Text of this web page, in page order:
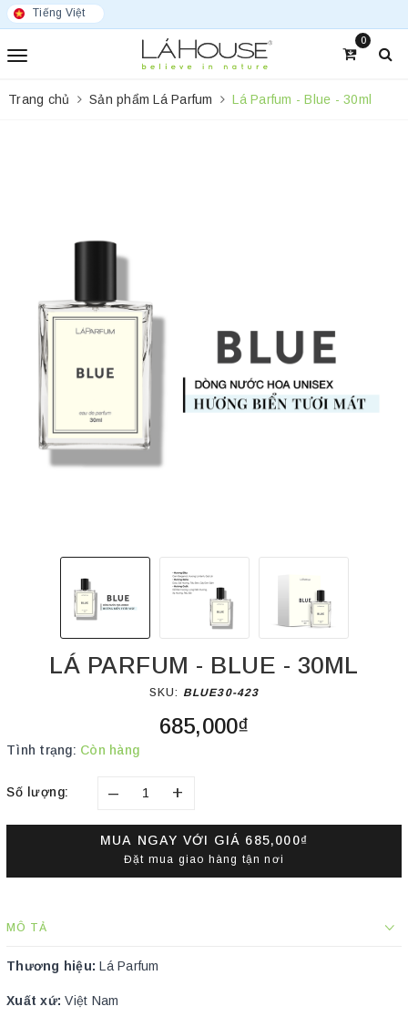
Tiếng Việt
0
Trang chủ Sản phẩm Lá Parfum Lá Parfum - Blue - 30ml
LÁ PARFUM - BLUE - 30ML
SKU: BLUE30-423
685,000₫
Tình trạng: Còn hàng
Số lượng: – +
MUA NGAY VỚI GIÁ 685,000₫
Đặt mua giao hàng tận nơi
MÔ TẢ
Thương hiệu: Lá Parfum
Xuất xứ:Việt Nam